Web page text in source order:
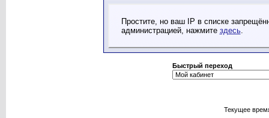
Простите, но ваш IP в списке
администрацией, нажмите здесь.
Быстрый переход
Текущее